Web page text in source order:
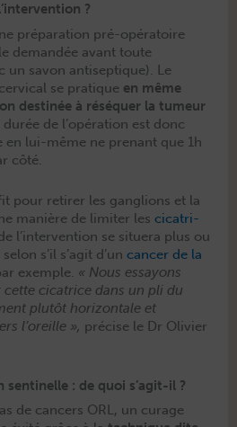
?
pré­pa­ra­tion pré-opéra­toire
demandée avant toute
un savon anti­sep­tique). Le
se pra­tique en même
des­tinée à résé­quer la tumeur
durée de l’opération est donc
en lui-même ne prenant que 1h
côté.
pour retir­er les gan­glions et la
manière de lim­iter les cica­tri­
l’intervention se situera plus ou
s’il s’agit d’un can­cer de la
exem­ple. « Nous essayons
cica­trice dans un pli du
plutôt hor­i­zon­tale et
l’oreille », pré­cise le Dr Olivi­er
sentinelle : de quoi s’agit-il ?
de can­cers ORL, un curage